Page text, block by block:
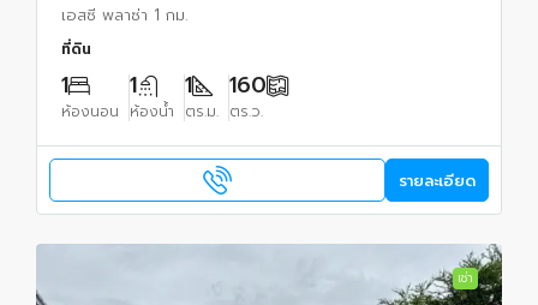
เอสซี พลาซ่า 1 กม.
ที่ดิน
1
ห้องนอน
1
ห้องน้ำ
1
ตร.ม.
160
ตร.ว.
รายละเอียด
เช่า